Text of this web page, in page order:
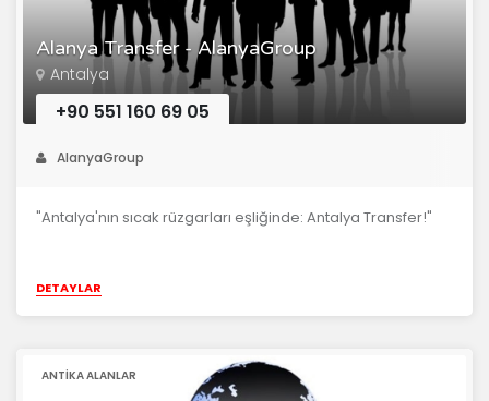
Alanya Transfer - AlanyaGroup
Antalya
+90 551 160 69 05
AlanyaGroup
"Antalya'nın sıcak rüzgarları eşliğinde: Antalya Transfer!"
DETAYLAR
ANTIKA ALANLAR